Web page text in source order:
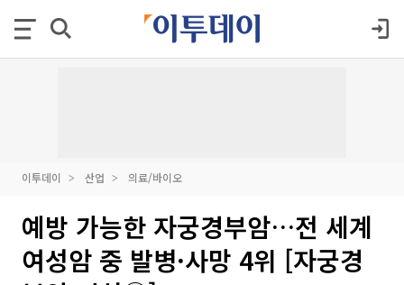
이투데이 산업 의료/바이오
예방 가능한 자궁경부암…전 세계
여성암 중 발병·사망 4위 [자궁경